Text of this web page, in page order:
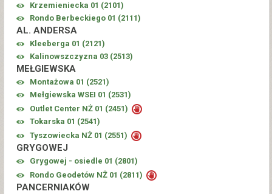
Krzemieniecka 01 (2101)
Rondo Berbeckiego 01 (2111)
AL. ANDERSA
Kleeberga 01 (2121)
Kalinowszczyzna 03 (2513)
MEŁGIEWSKA
Montażowa 01 (2521)
Mełgiewska WSEI 01 (2531)
Outlet Center NŻ 01 (2451)
Tokarska 01 (2541)
Tyszowiecka NŻ 01 (2551)
GRYGOWEJ
Grygowej - osiedle 01 (2801)
Rondo Geodetów NŻ 01 (2811)
PANCERNIAKÓW